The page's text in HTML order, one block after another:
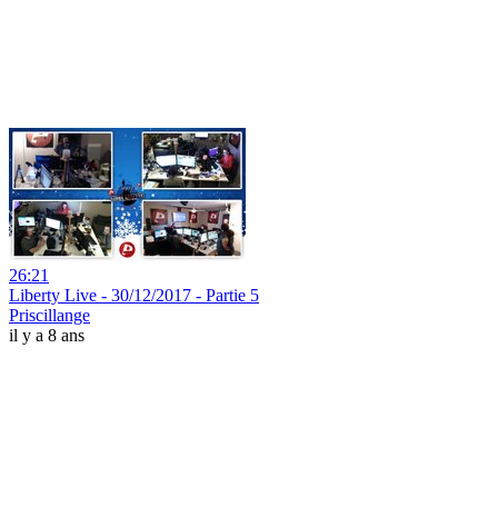
26:21
Liberty Live - 30/12/2017 - Partie 5
Priscillange
il y a 8 ans